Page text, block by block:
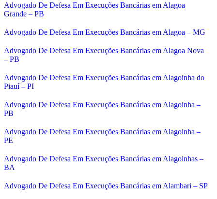
Advogado De Defesa Em Execuções Bancárias em Alagoa
Grande – PB
Advogado De Defesa Em Execuções Bancárias em Alagoa – MG
Advogado De Defesa Em Execuções Bancárias em Alagoa Nova
– PB
Advogado De Defesa Em Execuções Bancárias em Alagoinha do
Piauí – PI
Advogado De Defesa Em Execuções Bancárias em Alagoinha –
PB
Advogado De Defesa Em Execuções Bancárias em Alagoinha –
PE
Advogado De Defesa Em Execuções Bancárias em Alagoinhas –
BA
Advogado De Defesa Em Execuções Bancárias em Alambari – SP